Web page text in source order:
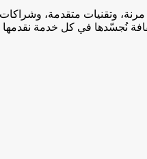
وتقنيات متقدمة،
نُجسّدها في كل خدمة